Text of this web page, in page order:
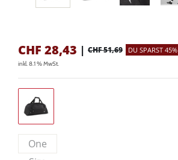
CHF 28,43 | CHF 51,69 DU SPARST 45%
inkl. 8.1 % MwSt.
One